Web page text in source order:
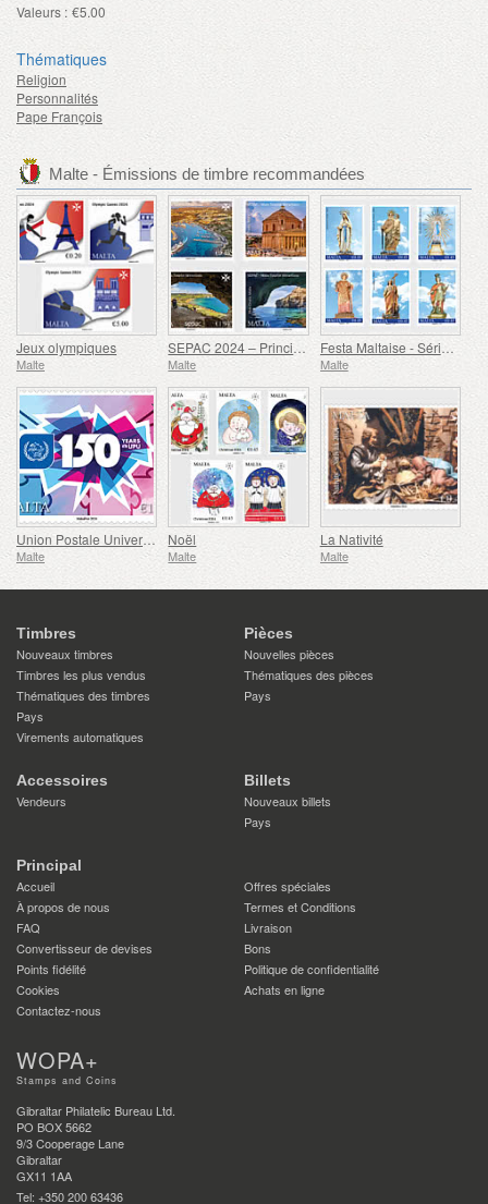
Valeurs : €5.00
Thématiques
Religion
Personnalités
Pape François
Malte - Émissions de timbre recommandées
Jeux olympiques
Malte
SEPAC 2024 – Principales Attractions Touristiques
Malte
Festa Maltaise - Série VIII
Malte
Union Postale Universelle - 150e Anniversaire
Malte
Noël
Malte
La Nativité
Malte
Timbres
Nouveaux timbres
Timbres les plus vendus
Thématiques des timbres
Pays
Virements automatiques
Pièces
Nouvelles pièces
Thématiques des pièces
Pays
Accessoires
Vendeurs
Billets
Nouveaux billets
Pays
Principal
Accueil
Offres spéciales
À propos de nous
Termes et Conditions
FAQ
Livraison
Convertisseur de devises
Bons
Points fidélité
Politique de confidentialité
Cookies
Achats en ligne
Contactez-nous
WOPA+
Stamps and Coins
Gibraltar Philatelic Bureau Ltd.
PO BOX 5662
9/3 Cooperage Lane
Gibraltar
GX11 1AA
Tel: +350 200 63436